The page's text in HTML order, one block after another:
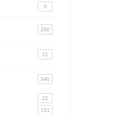
9
260
21
540
21
161